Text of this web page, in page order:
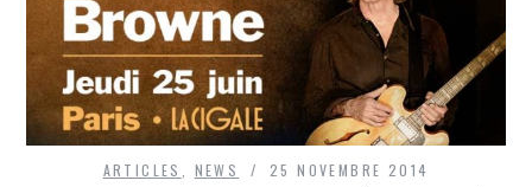
ARTICLES NEWS 25 NOVEMBRE 2014